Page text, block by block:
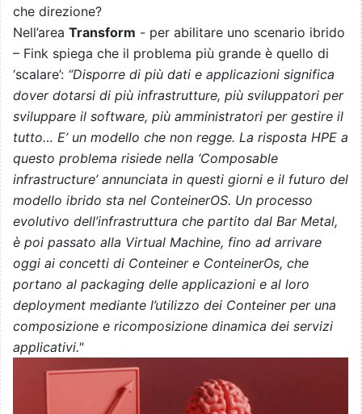
che direzione?
Nell’area Transform - per abilitare uno scenario ibrido
– Fink spiega che il problema più grande è quello di
‘scalare’: “Disporre di più dati e applicazioni significa
dover dotarsi di più infrastrutture, più sviluppatori per
sviluppare il software, più amministratori per gestire il
tutto… E’ un modello che non regge. La risposta HPE a
questo problema risiede nella ‘Composable
infrastructure’ annunciata in questi giorni e il futuro del
modello ibrido sta nel ConteinerOS. Un processo
evolutivo dell’infrastruttura che partito dal Bar Metal,
è poi passato alla Virtual Machine, fino ad arrivare
oggi ai concetti di Conteiner e ConteinerOs, che
portano al packaging delle applicazioni e al loro
deployment mediante l’utilizzo dei Conteiner per una
composizione e ricomposizione dinamica dei servizi
applicativi."